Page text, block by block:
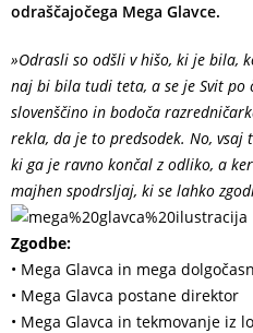
odraščajočega Mega Glavce.
»Odrasli so odšli v hišo, ki je bila,
naj bi bila tudi teta, a se je Svit po
slovenščino in bodoča
rekla, da je to predsodek. No, vsaj
ki ga je ravno končal z odliko, a
majhen spodrsljaj, ki se lahko
Zgodbe:
• Mega Glavca in mega
• Mega Glavca postane direktor
• Mega Glavca in tekmovanje iz